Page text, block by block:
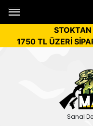
1750 TL ÜZERİ
Sanal